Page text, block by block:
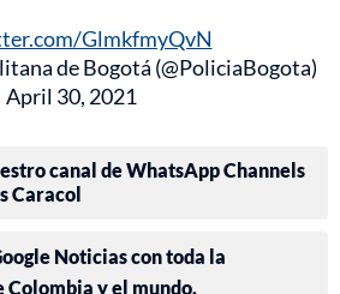
GlmkfmyQvN
de Bogotá (@PoliciaBogota)
April 30, 2021
canal de WhatsApp Channels
Caracol
Noticias con toda la
y el mundo.